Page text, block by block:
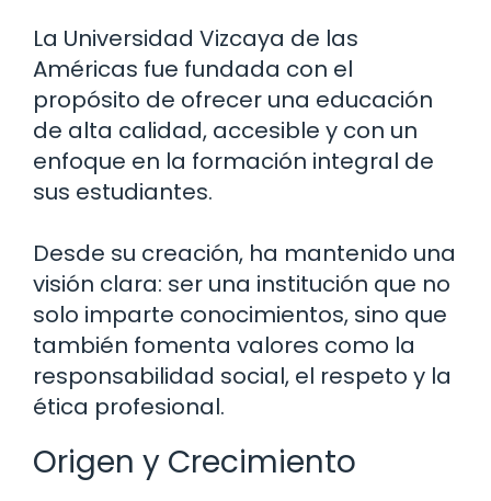
La Universidad Vizcaya de las
Américas fue fundada con el
propósito de ofrecer una educación
de alta calidad, accesible y con un
enfoque en la formación integral de
sus estudiantes.
Desde su creación, ha mantenido una
visión clara: ser una institución que no
solo imparte conocimientos, sino que
también fomenta valores como la
responsabilidad social, el respeto y la
ética profesional.
Origen y Crecimiento